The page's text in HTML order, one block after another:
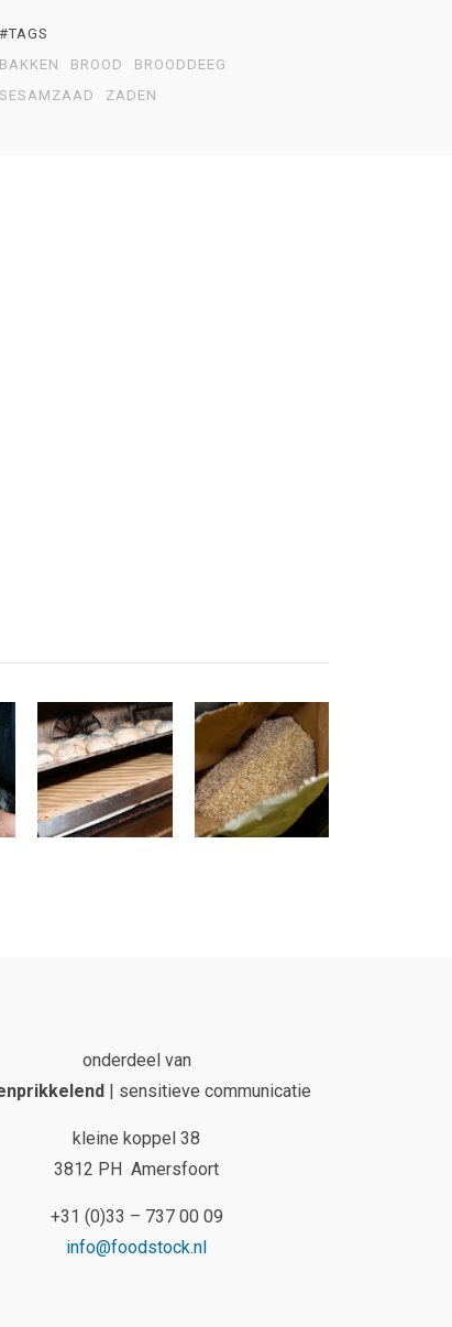
#TAGS
BAKKEN
BROOD
BROODDEEG
SESAMZAAD
ZADEN
onderdeel van
| sensitieve communicatie
kleine koppel 38
3812 PH Amersfoort
+31 (0)33 – 737 00 09
info@foodstock.nl